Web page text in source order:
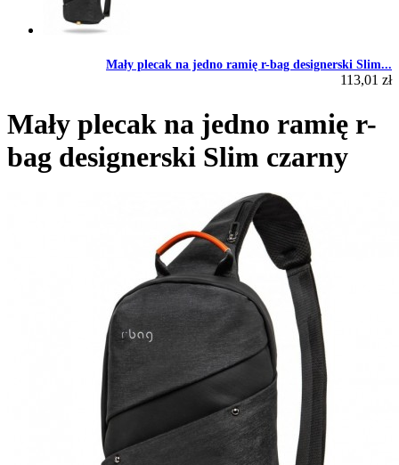
Mały plecak na jedno ramię r-bag designerski Slim...
113,01 zł
Mały plecak na jedno ramię r-
bag designerski Slim czarny